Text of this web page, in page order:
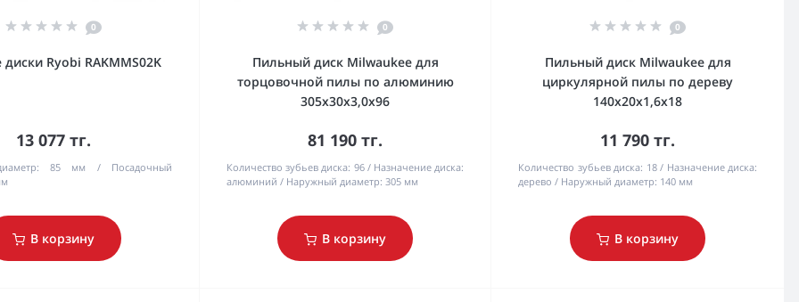
0
Ryobi RAKMMS02K
13 077 тг.
85 мм
Посадочный
В корзину
0
Пильный диск Milwaukee для
торцовочной пилы по алюминию
305x30x3,0x96
81 190 тг.
Количество зубьев диска: 96
Назначение диска:
алюминий
Наружный диаметр: 305 мм
В корзину
0
Пильный диск Milwaukee для
циркулярной пилы по дереву
140x20x1,6x18
11 790 тг.
Количество зубьев диска: 18
Назначение диска:
дерево
Наружный диаметр: 140 мм
В корзину